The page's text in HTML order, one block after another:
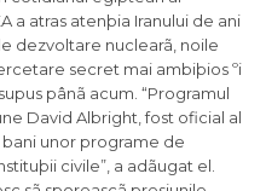
a atras atenþia Iranului de ani
dezvoltare nuclearã, noile
secret mai ambiþios ºi
pânã acum. “Programul
David Albright, fost oficial al
bani unor programe de
civile”, a adãugat el.